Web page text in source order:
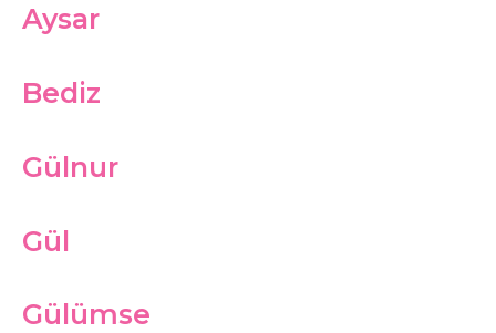
Aysar
Bediz
Gülnur
Gül
Gülümse